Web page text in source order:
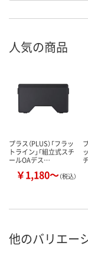
人気の商品
プラス（PLUS）「フラッ
トライン」「組立式スチ
ールOAデス…
￥1,180～（税込）
他のバリエー